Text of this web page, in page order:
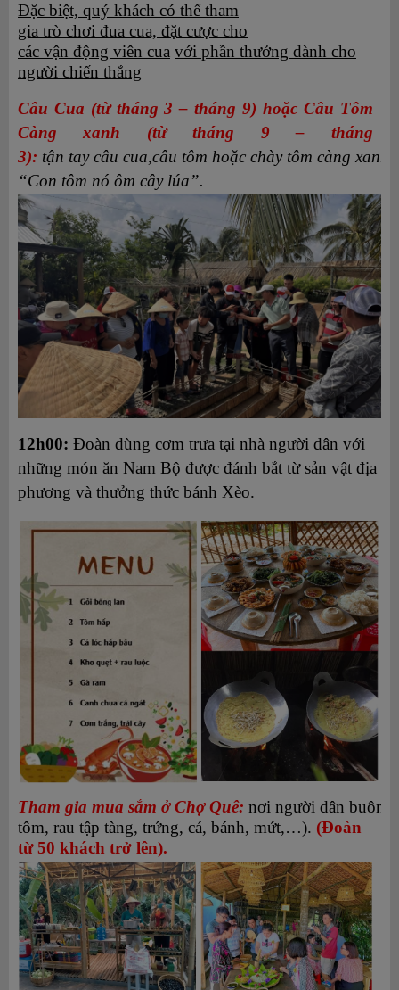
Đặc biệt, quý khách có thể tham
gia trò chơi đua cua, đặt cược cho
các vận động viên cua với phần thưởng dành cho
người chiến thắng
Câu Cua (từ tháng 3 – tháng 9) hoặc Câu Tôm
Càng xanh (từ tháng 9 – tháng
3): tận tay câu cua,câu tôm hoặc chày tôm càng
“Con tôm nó ôm cây lúa”.
12h00: Đoàn dùng cơm trưa tại nhà người dân với
những món ăn Nam Bộ được đánh bắt từ sản vật địa
phương và thưởng thức bánh Xèo.
Tham gia mua sắm ở Chợ Quê: nơi người dân buôn
tôm, rau tập tàng, trứng, cá, bánh, mứt,…). (Đoàn
từ 50 khách trở lên).